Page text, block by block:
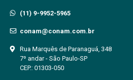
(11) 9-9952-5965
conam@conam.com.br
Rua Marquês de Paranaguá, 348
7º andar - São Paulo-SP
CEP.: 01303-050